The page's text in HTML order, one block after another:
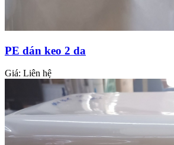
PE dán keo 2 da
Giá: Liên hệ